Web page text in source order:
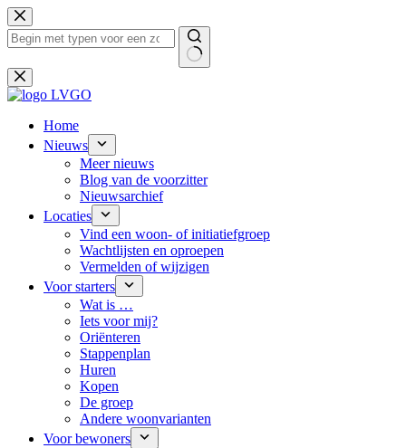
Ga
naar
de
Geen
resultaten
Home
Nieuws
Meer nieuws
Blog van de voorzitter
Nieuwsarchief
Locaties
Vind een woon- of initiatiefgroep
Wachtlijsten en oproepen
Vermelden of wijzigen
Voor starters
Wat is …
Iets voor mij?
Oriënteren
Stappenplan
Huren
Kopen
De groep
Andere woonvarianten
Voor bewoners